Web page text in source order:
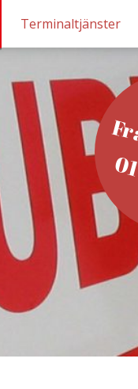
Terminaltjänster